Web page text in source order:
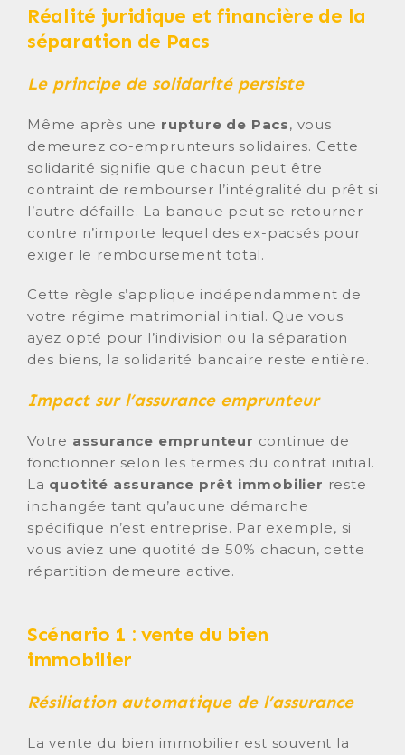
Réalité juridique et financière de la
séparation de Pacs
Le principe de solidarité persiste
Même après une rupture de Pacs, vous
demeurez co-emprunteurs solidaires. Cette
solidarité signifie que chacun peut être
contraint de rembourser l’intégralité du prêt si
l’autre défaille. La banque peut se retourner
contre n’importe lequel des ex-pacsés pour
exiger le remboursement total.
Cette règle s’applique indépendamment de
votre régime matrimonial initial. Que vous
ayez opté pour l’indivision ou la séparation
des biens, la solidarité bancaire reste entière.
Impact sur l’assurance emprunteur
Votre assurance emprunteur continue de
fonctionner selon les termes du contrat initial.
La quotité assurance prêt immobilier reste
inchangée tant qu’aucune démarche
spécifique n’est entreprise. Par exemple, si
vous aviez une quotité de 50% chacun, cette
répartition demeure active.
Scénario 1 : vente du bien
immobilier
Résiliation automatique de l’assurance
La vente du bien immobilier est souvent la